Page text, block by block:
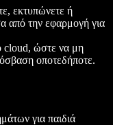
εκτυπώνετε ή
από την εφαρμογή για
cloud, ώστε να μη
οποτεδήποτε.
για παιδιά